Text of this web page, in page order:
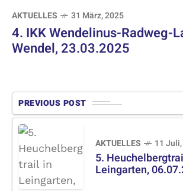
AKTUELLES 31 März, 2025
4. IKK Wendelinus-Radweg-
Wendel, 23.03.2025
PREVIOUS POST
AKTUELLES 11
5.
Leingarten,